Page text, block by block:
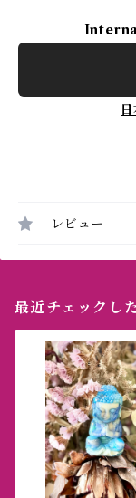
レビュー
最近チェックし